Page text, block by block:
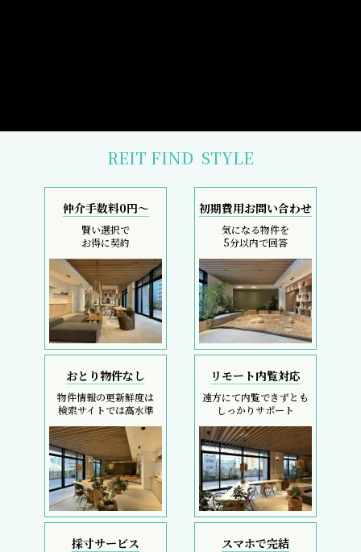
REIT FIND STYLE
仲介手数料0円～
賢い選択で
お得に契約
初期費用お問い合わせ
気になる物件を
5分以内で回答
おとり物件なし
物件情報の更新鮮度は
検索サイトでは高水準
リモート内覧対応
遠方にて内覧できずとも
しっかりサポート
採寸サービス スマホで完結